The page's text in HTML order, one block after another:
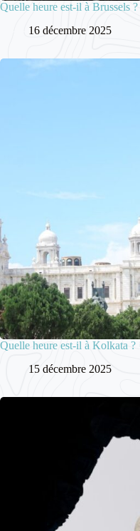
Quelle heure est-il à Brussels
16 décembre 2025
Quelle heure est-il à Kolkata
15 décembre 2025